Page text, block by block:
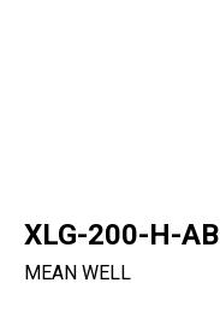
XLG-200-H-AB
MEAN WELL